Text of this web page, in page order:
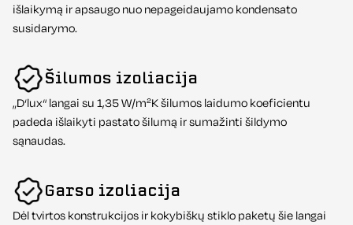
išlaikymą ir apsaugo nuo nepageidaujamo kondensato
susidarymo.
Šilumos izoliacija
„D‘lux“ langai su 1,35 W/m²K šilumos laidumo koeficientu
padeda išlaikyti pastato šilumą ir sumažinti šildymo
sąnaudas.
Garso izoliacija
Dėl tvirtos konstrukcijos ir kokybiškų stiklo paketų šie langai